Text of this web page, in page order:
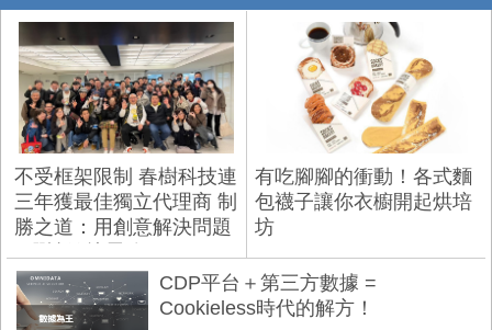
不受框架限制 春樹科技連
三年獲最佳獨立代理商 制
勝之道：用創意解決問題
+彈性敏捷思維
有吃腳腳的衝動！各式麵
包襪子讓你衣櫥開起烘培
坊
CDP平台＋第三方數據 =
Cookieless時代的解方！